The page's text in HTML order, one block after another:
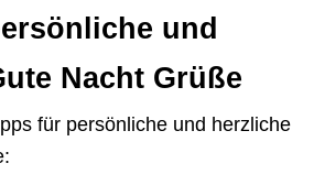
und
Nacht Grüße
für persönliche und herzliche